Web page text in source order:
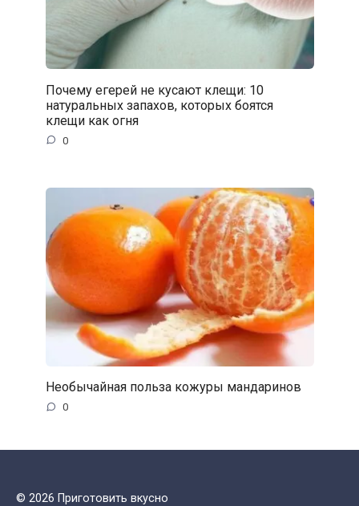
Почему егерей не кусают клещи: 10
натуральных запахов, которых боятся
клещи как огня
0
Необычайная польза кожуры мандаринов
0
© 2026 Приготовить вкусно